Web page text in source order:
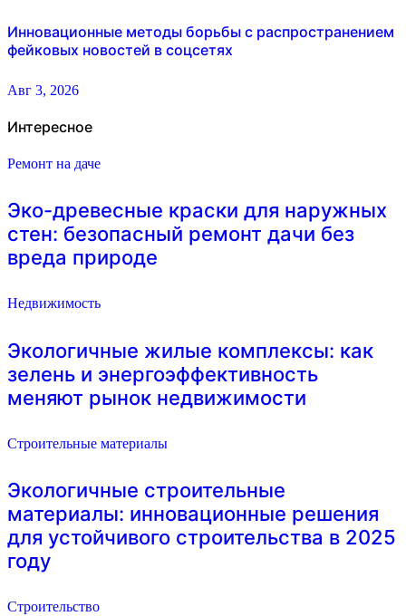
Инновационные методы борьбы с распространением
фейковых новостей в соцсетях
Авг 3, 2026
Интересное
Ремонт на даче
Эко-древесные краски для наружных
стен: безопасный ремонт дачи без
вреда природе
Недвижимость
Экологичные жилые комплексы: как
зелень и энергоэффективность
меняют рынок недвижимости
Строительные материалы
Экологичные строительные
материалы: инновационные решения
для устойчивого строительства в 2025
году
Строительство